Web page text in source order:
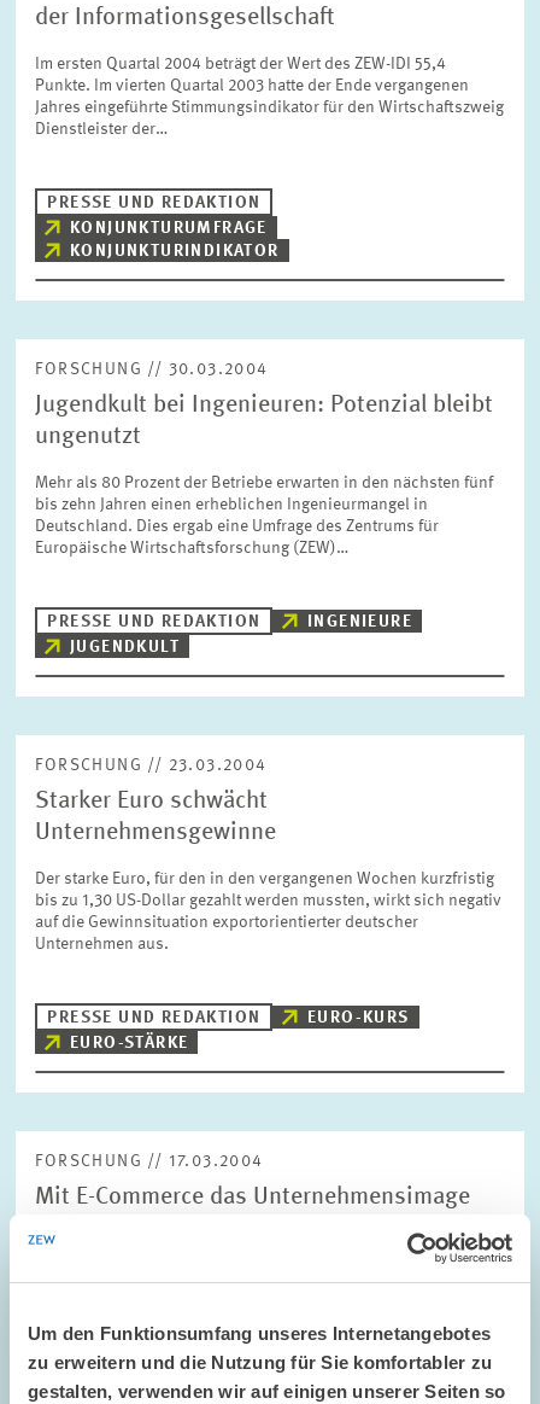
Um den Funktionsumfang unseres Internetangebotes
zu erweitern und die Nutzung für Sie komfortabler zu
gestalten, verwenden wir auf einigen unserer Seiten so
der Informationsgesellschaft
Im ersten Quartal 2004 beträgt der Wert des ZEW-IDI 55,4
Punkte. Im vierten Quartal 2003 hatte der Ende vergangenen
Jahres eingeführte Stimmungsindikator für den Wirtschaftszweig
Dienstleister der…
PRESSE UND REDAKTION
KONJUNKTURUMFRAGE
KONJUNKTURINDIKATOR
FORSCHUNG // 30.03.2004
Jugendkult bei Ingenieuren: Potenzial bleibt
ungenutzt
Mehr als 80 Prozent der Betriebe erwarten in den nächsten fünf
bis zehn Jahren einen erheblichen Ingenieurmangel in
Deutschland. Dies ergab eine Umfrage des Zentrums für
Europäische Wirtschaftsforschung (ZEW)…
PRESSE UND REDAKTION
INGENIEURE
JUGENDKULT
FORSCHUNG // 23.03.2004
Starker Euro schwächt
Unternehmensgewinne
Der starke Euro, für den in den vergangenen Wochen kurzfristig
bis zu 1,30 US-Dollar gezahlt werden mussten, wirkt sich negativ
auf die Gewinnsituation exportorientierter deutscher
Unternehmen aus.
PRESSE UND REDAKTION
EURO-KURS
EURO-STÄRKE
FORSCHUNG // 17.03.2004
Mit E-Commerce das Unternehmensimage
aufpolieren
sich die Konkurrenz mit einem…